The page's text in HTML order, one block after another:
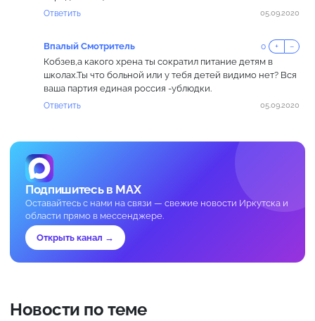
Ответить 05.09.2020
Впалый Смотритель 0 + −
Кобзев,а какого хрена ты сократил питание детям в
школах.Ты что больной или у тебя детей видимо нет? Вся
ваша партия единая россия -ублюдки.
Ответить 05.09.2020
Подпишитесь в MAX
Оставайтесь с нами на связи — свежие новости Иркутска и
области прямо в мессенджере.
Открыть канал →
Новости по теме